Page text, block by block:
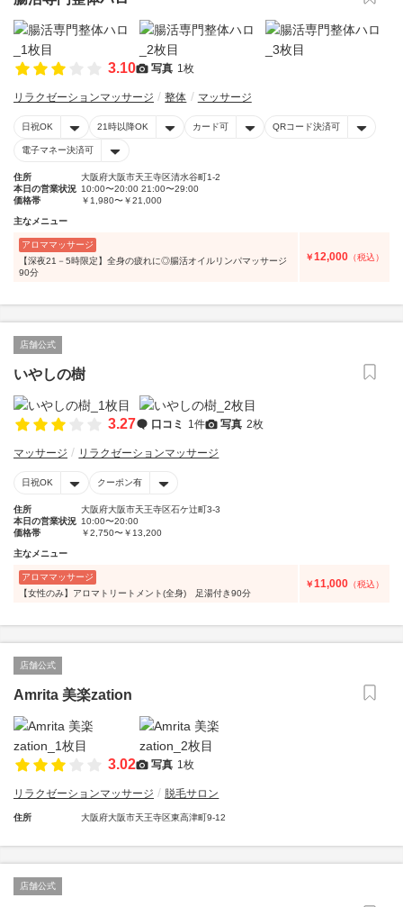
3.10 写真 1枚
リラクゼーションマッサージ 整体 マッサージ
日祝OK 21時以降OK カード可 QRコード決済可
電子マネー決済可
住所
大阪府大阪市天王寺区清水谷町1-2
本日の営業状況 10:00〜20:00 21:00〜29:00
価格帯
￥1,980〜￥21,000
主なメニュー
アロママッサージ
【深夜21－5時限定】全身の疲れに◎腸活オイルリンパマッサージ
90分
￥12,000 （税込）
店舗公式
いやしの樹
3.27 口コミ 1件 写真 2枚
マッサージ リラクゼーションマッサージ
日祝OK クーポン有
住所
大阪府大阪市天王寺区石ケ辻町3-3
本日の営業状況 10:00〜20:00
価格帯
￥2,750〜￥13,200
主なメニュー
アロママッサージ
【女性のみ】アロマトリートメント(全身) 足湯付き90分
￥11,000 （税込）
店舗公式
Amrita 美楽zation
3.02 写真 1枚
リラクゼーションマッサージ 脱毛サロン
住所 大阪府大阪市天王寺区東高津町9-12
店舗公式